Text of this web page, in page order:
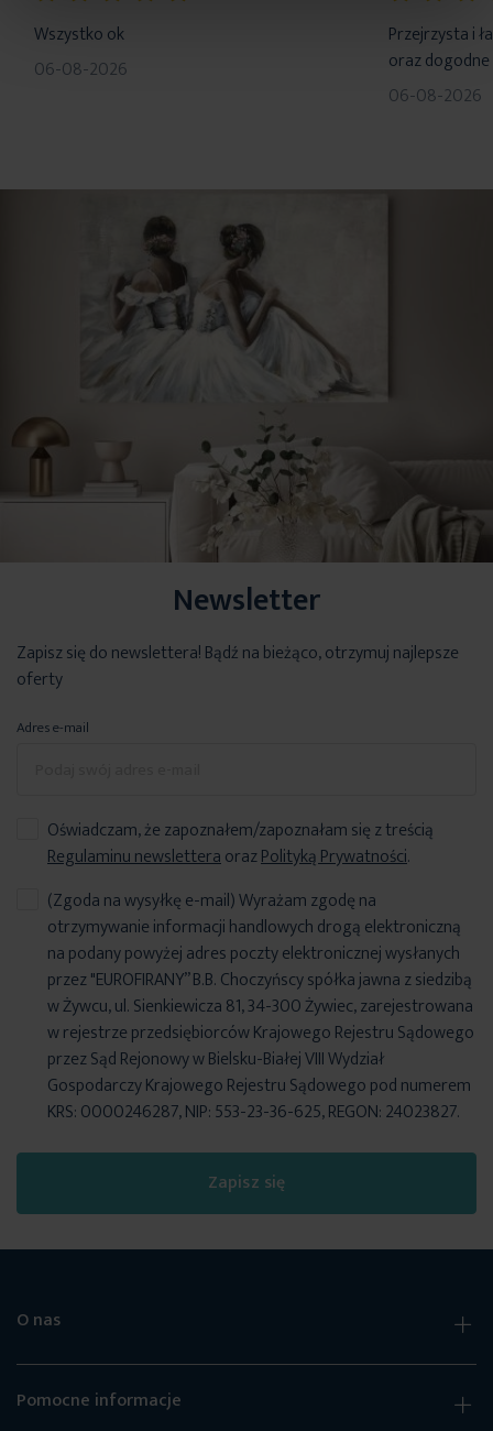
Wszystko ok
06-08-2026
Przejrzysta i
oraz
06-08-2026
Newsletter
Zapisz się do newslettera! Bądź na bieżąco, otrzymuj najlepsze
oferty
Adres e-mail
Oświadczam, że zapoznałem/zapoznałam się z treścią
Regulaminu newsletteraorazPolityką Prywatności.
Zapisz się
(Zgoda na wysyłkę e-mail) Wyrażam zgodę na
otrzymywanie informacji handlowych drogą elektroniczną
na podany powyżej adres poczty elektronicznej wysłanych
przez "EUROFIRANY” B.B. Choczyńscy spółka jawna z siedzibą
w Żywcu, ul. Sienkiewicza 81, 34-300 Żywiec, zarejestrowana
w rejestrze przedsiębiorców Krajowego Rejestru Sądowego
przez Sąd Rejonowy w Bielsku-Białej VIII Wydział
Gospodarczy Krajowego Rejestru Sądowego pod numerem
KRS: 0000246287, NIP: 553-23-36-625, REGON: 24023827.
O nas
Pomocne informacje